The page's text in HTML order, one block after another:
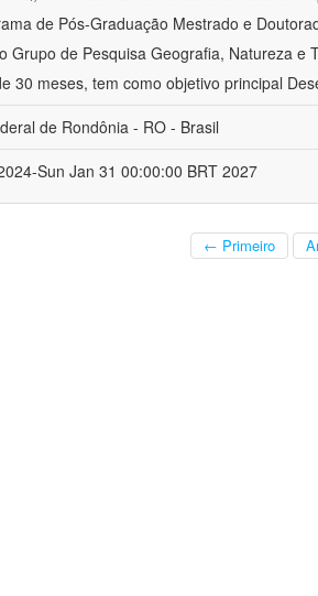
de Pós-Graduação Mestrado e
de Pesquisa Geografia, Natureza e
30 meses, tem como objetivo principal
de Rondônia - RO - Brasil
Sun Jan 31 00:00:00 BRT 2027
← Primeiro